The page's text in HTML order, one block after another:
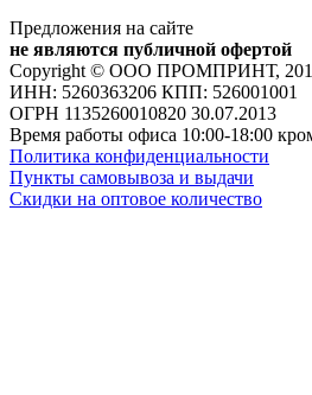
Предложения на сайте
не являются публичной офертой
Copyright © ООО ПРОМПРИНТ,
ИНН: 5260363206 КПП: 526001001
ОГРН 1135260010820 30.07.2013
Время работы офиса 10:00-18:00
Политика конфиденциальности
Пункты самовывоза и выдачи
Скидки на оптовое количество